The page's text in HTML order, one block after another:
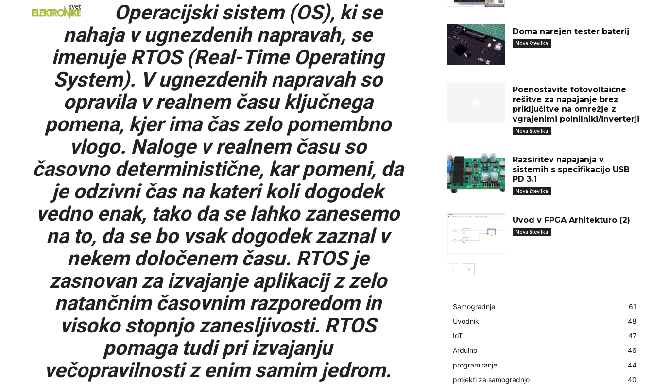
Operacijski sistem (OS), ki se
nahaja v ugnezdenih napravah, se
imenuje RTOS (Real-Time Operating
System). V ugnezdenih napravah so
opravila v realnem času ključnega
pomena, kjer ima čas zelo pomembno
vlogo. Naloge v realnem času so
časovno deterministične, kar pomeni, da
je odzivni čas na kateri koli dogodek
vedno enak, tako da se lahko zanesemo
na to, da se bo vsak dogodek zaznal v
nekem določenem času. RTOS je
zasnovan za izvajanje aplikacij z zelo
natančnim časovnim razporedom in
visoko stopnjo zanesljivosti. RTOS
pomaga tudi pri izvajanju
večopravilnosti z enim samim jedrom.
Doma narejen tester baterij
Nova številka
Poenostavite fotovoltaične
rešitve za napajanje brez
priključitve na omrežje z
vgrajenimi polnilniki/inverterji
Nova številka
Razširitev napajanja v
sistemih s specifikacijo USB
PD 3.1
Nova številka
Uvod v FPGA Arhitekturo (2)
Nova številka
Samogradnje
61
Uvodnik
48
IoT
47
Arduino
46
programiranje
44
projekti za samogradnjo
40